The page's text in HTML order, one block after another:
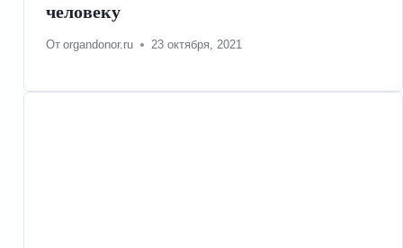
человеку
От organdonor.ru 23 октября, 2021